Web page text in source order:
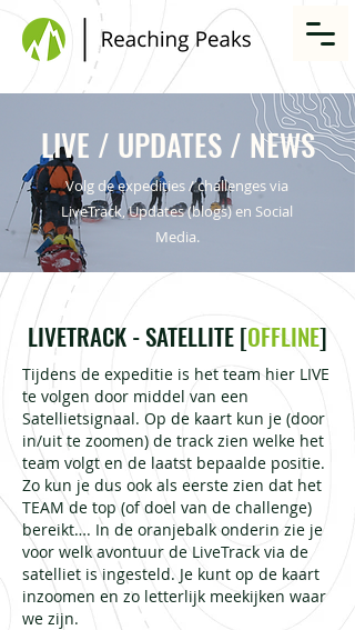
LIVE / UPDATES / NEWS
Volg de expedities / challenges via
LiveTrack, Updates (blogs) en Social
Media.
LIVETRACK - SATELLITE [OFFLINE]
Tijdens de expeditie is het team hier LIVE
te volgen door middel van een
Satellietsignaal. Op de kaart kun je (door
in/uit te zoomen) de track zien welke het
team volgt en de laatst bepaalde positie.
Zo kun je dus ook als eerste zien dat het
TEAM de top (of doel van de challenge)
bereikt…. In de oranjebalk onderin zie je
voor welk avontuur de LiveTrack via de
satelliet is ingesteld. Je kunt op de kaart
inzoomen en zo letterlijk meekijken waar
we zijn.